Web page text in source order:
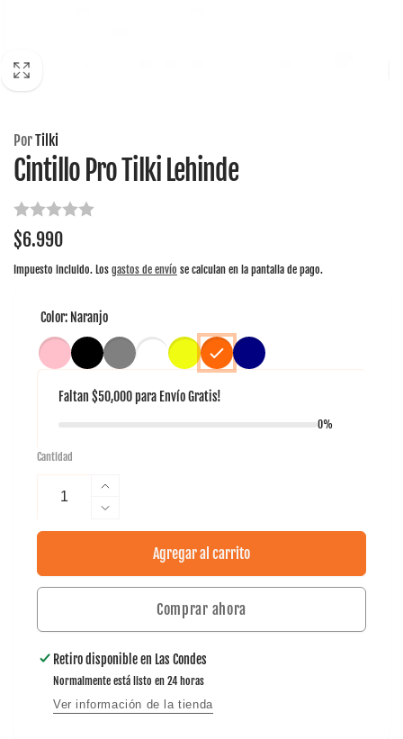
PorTilki
Cintillo Pro Tilki Lehinde
Precio
habitual
$6.990
Impuesto incluido. Los gastos de envío se calculan en la pantalla de pago.
Color: Naranjo
Faltan $50,000para Envío Gratis!
0%
Cantidad
Aumentar
cantidad
para
Tilki
Lehinde
Reducir
cantidad
Cintillo
Pro
Lehinde
Agregar al carrito
Comprar ahora
Retiro disponible en Las Condes
Normalmente está listo en 24 horas
Ver información de la tienda